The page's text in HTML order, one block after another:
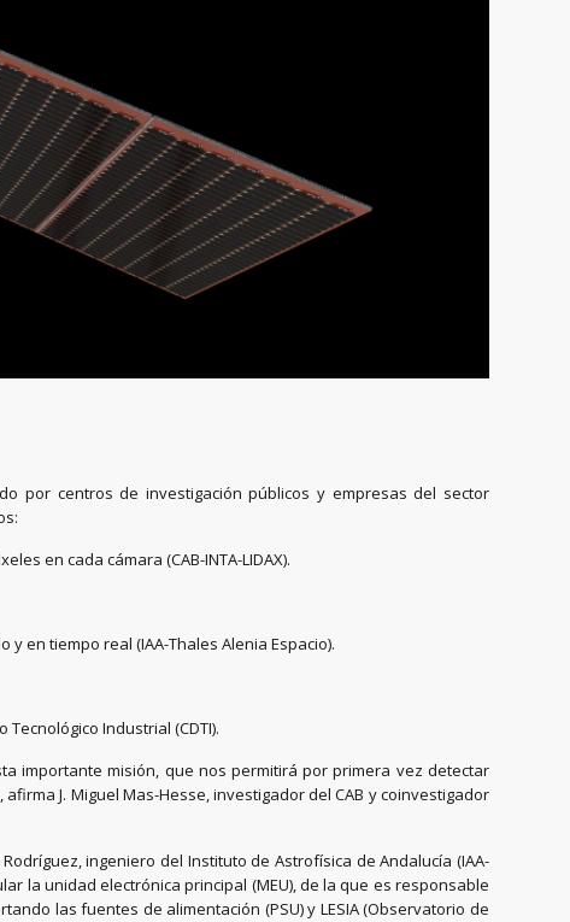
por centros de investigación públicos y empresas del sector
en cada cámara (CAB-INTA-LIDAX).
en tiempo real (IAA-Thales Alenia Espacio).
Industrial (CDTI).
importante misión, que nos permitirá por primera vez detectar
J. Miguel Mas-Hesse, investigador del CAB y coinvestigador
ingeniero del Instituto de Astrofísica de Andalucía (IAA-
la unidad electrónica principal (MEU), de la que es responsable
las fuentes de alimentación (PSU) y LESIA (Observatorio de